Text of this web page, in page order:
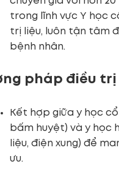
trong lĩnh vực Y học
trị liệu, luôn tận tâm
bệnh nhân.
pháp điều
Kết hợp giữa y học
bấm huyệt) và y học
liệu, điện xung) để
ưu.